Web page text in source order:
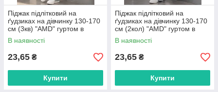
Піджак підлітковий на
ґудзиках на дівчинку 130-170
см (3кв) "AMD" гуртом в
Одесі на 7км
В наявності
23,65 ₴
Купити
Піджак підлітковий на
ґудзиках на дівчинку 130-170
см (2кол) "AMD" гуртом в
Одесі на 7км
В наявності
23,65 ₴
Купити